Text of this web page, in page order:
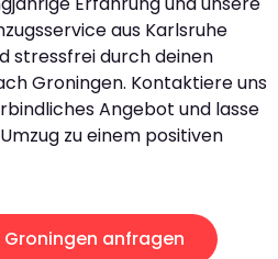
aus Karlsruhe
stressfrei durch deinen
Groningen. Kontaktiere uns
Angebot und lasse
zu einem positiven
anfragen